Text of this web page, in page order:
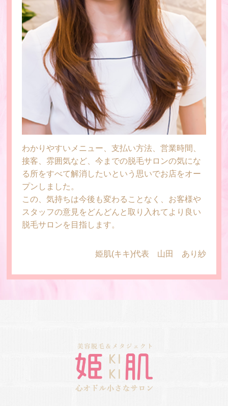
わかりやすいメニュー、支払い方法、営業時間、
接客、雰囲気など、今までの脱毛サロンの気にな
る所をすべて解消したいという思いでお店をオー
プンしました。
この、気持ちは今後も変わることなく、お客様や
スタッフの意見をどんどんと取り入れてより良い
脱毛サロンを目指します。
姫肌(キキ)代表 山田 あり紗